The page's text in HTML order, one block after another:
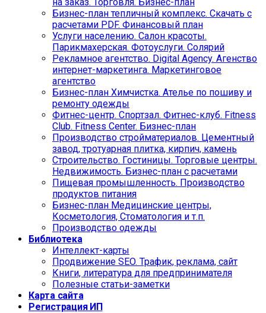
Бизнес-план тепличный комплекс. Скачать с
расчетами PDF. Финансовый план
Услуги населению. Салон красоты.
Парикмахерская. Фотоуслуги. Солярий
Рекламное агентство. Digital Agency. Агенство
интернет-маркетинга. Маркетинговое
агентство
Бизнес-план Химчистка. Ателье по пошиву и
ремонту одежды
Фитнес-центр. Спортзал. Фитнес-клуб. Fitness
Club. Fitness Center. Бизнес-план
Производство стройматериалов. Цементный
завод, тротуарная плитка, кирпич, камень
Строительство. Гостиницы. Торговые центры.
Недвижимость. Бизнес-план с расчетами
Пищевая промышленность. Производство
продуктов питания
Бизнес-план Медицинские центры,
Косметология, Стоматология и т.п.
Производство одежды
Библиотека
Интеллект-карты
Продвижение SEO. Трафик, реклама, сайт
Книги, литература для предпринимателя
Полезные статьи-заметки
Карта сайта
Регистрация ИП